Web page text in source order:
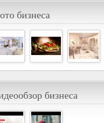
бизнеса
бизнеса